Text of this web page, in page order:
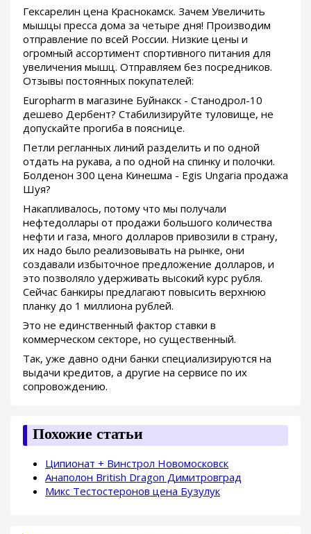
Гексарелин цена Краснокамск. Зачем Увеличить
мышцы пресса дома за четыре дня! Производим
отправление по всей России. Низкие цены и
огромный ассортимент спортивного питания для
увеличения мышц. Отправляем без посредников.
Отзывы постоянных покупателей:
Europharm в магазине Буйнакск - Станодрол-10
дешево Дербент? Стабилизируйте туловище, не
допускайте прогиба в пояснице.
Петли регланных линий разделить и по одной
отдать на рукава, а по одной на спинку и полочки.
Болденон 300 цена Кинешма - Egis Ungaria продажа
Шуя?
Накапливалось, потому что мы получали
нефтедоллары от продажи большого количества
нефти и газа, много долларов привозили в страну,
их надо было реализовывать на рынке, они
создавали избыточное предложение долларов, и
это позволяло удерживать высокий курс рубля.
Сейчас банкиры предлагают повысить верхнюю
планку до 1 миллиона рублей.
Это не единственный фактор ставки в
коммерческом секторе, но существенный.
Так, уже давно одни банки специализируются на
выдачи кредитов, а другие на сервисе по их
сопровождению.
Похожие статьи
Ципионат + Винстрол Новомосковск
Анаполон British Dragon Димитровград
Микс Тестостеронов цена Бузулук